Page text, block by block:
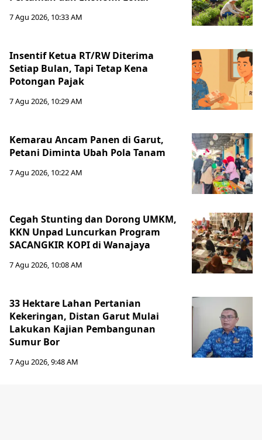
7 Agu 2026, 10:33 AM
Insentif Ketua RT/RW Diterima
Setiap Bulan, Tapi Tetap Kena
Potongan Pajak
7 Agu 2026, 10:29 AM
Kemarau Ancam Panen di Garut,
Petani Diminta Ubah Pola Tanam
7 Agu 2026, 10:22 AM
Cegah Stunting dan Dorong UMKM,
KKN Unpad Luncurkan Program
SACANGKIR KOPI di Wanajaya
7 Agu 2026, 10:08 AM
33 Hektare Lahan Pertanian
Kekeringan, Distan Garut Mulai
Lakukan Kajian Pembangunan
Sumur Bor
7 Agu 2026, 9:48 AM